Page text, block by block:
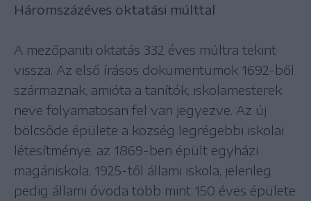
Háromszázéves oktatási múlttal
A mezőpaniti oktatás 332 éves múltra tekint
vissza. Az első írásos dokumentumok 1692-ből
származnak, amióta a tanítók, iskolamesterek
neve folyamatosan fel van jegyezve. Az új
bölcsőde épülete a község legrégebbi iskolai
létesítménye, az 1869-ben épült egyházi
magániskola, 1925-től állami iskola, jelenleg
pedig állami óvoda több mint 150 éves épülete